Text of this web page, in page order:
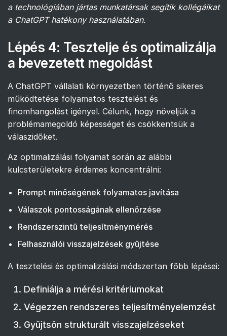
a technológiában jártas munkatársak segítik kollégáikat
a ChatGPT hatékony használatában.
Lépés 4: Tesztelje és optimalizálja
a bevezetett megoldást
A ChatGPT vállalati környezetben történő sikeres
működtetése folyamatos tesztelést és
finomhangolást igényel. Célunk, hogy növeljük a
problémamegoldó képességet és csökkentsük a
válaszidőket.
Az optimalizálási folyamat során az alábbi
kulcsterületekre érdemes koncentrálni:
Prompt minőségének folyamatos javítása
Válaszok pontosságának ellenőrzése
Rendszerszintű teljesítménymérés
Felhasználói visszajelzések gyűjtése
A tesztelési és optimalizálási módszertan főbb lépései:
Definiálja a mérési kritériumokat
Végezzen rendszeres teljesítményelemzést
Gyűjtsön strukturált visszajelzéseket